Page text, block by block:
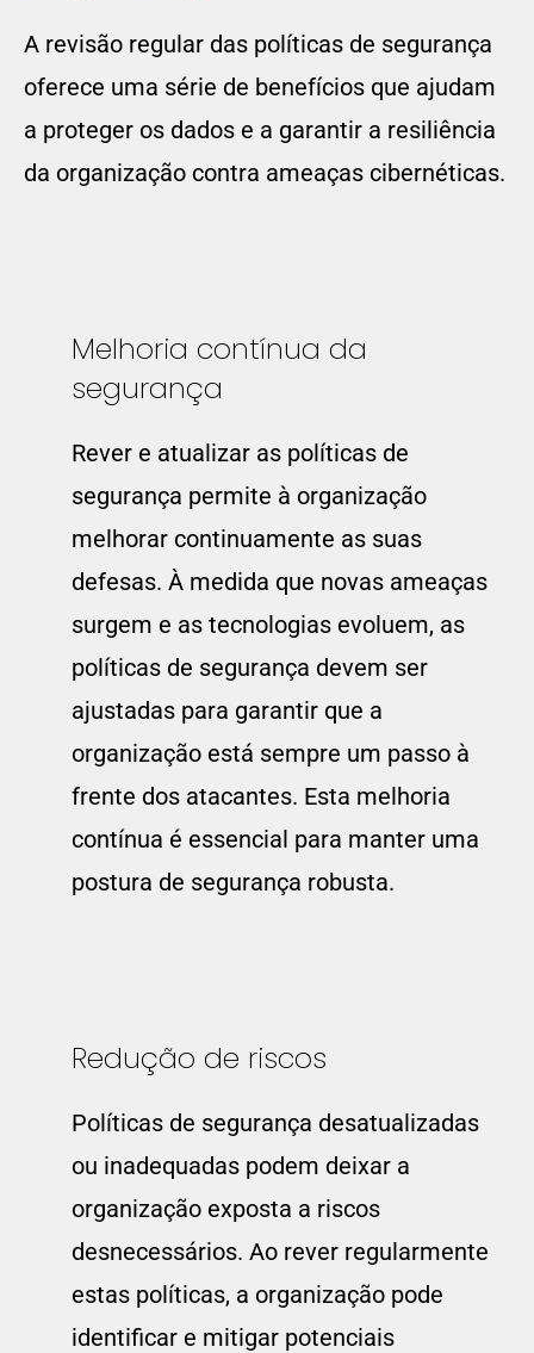
A revisão regular das políticas de segurança
oferece uma série de benefícios que ajudam
a proteger os dados e a garantir a resiliência
da organização contra ameaças cibernéticas.
Melhoria contínua da
segurança
Rever e atualizar as políticas de
segurança permite à organização
melhorar continuamente as suas
defesas. À medida que novas ameaças
surgem e as tecnologias evoluem, as
políticas de segurança devem ser
ajustadas para garantir que a
organização está sempre um passo à
frente dos atacantes. Esta melhoria
contínua é essencial para manter uma
postura de segurança robusta.
Redução de riscos
Políticas de segurança desatualizadas
ou inadequadas podem deixar a
organização exposta a riscos
desnecessários. Ao rever regularmente
estas políticas, a organização pode
identificar e mitigar potenciais